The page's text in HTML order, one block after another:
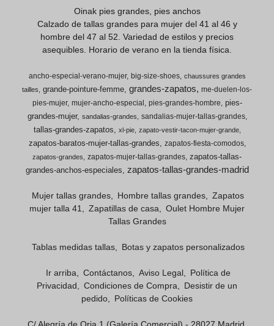
Oinak pies grandes, pies anchos
Calzado de tallas grandes para mujer del 41 al 46 y
hombre del 47 al 52. Variedad de estilos y precios
asequibles. Horario de verano en la tienda física.
ancho-especial-verano-mujer big-size-shoes
chaussures grandes
tailles
grande-pointure-femme grandes-zapatos
me-duelen-los-
pies-mujer mujer-ancho-especial pies-grandes-hombre pies-
grandes-mujer
sandalias-grandes sandalias-mujer-tallas-grandes
tallas-grandes-zapatos xl-pie zapato-vestir-tacon-mujer-grande
zapatos-baratos-mujer-tallas-grandes zapatos-fiesta-comodos
zapatos-grandes zapatos-mujer-tallas-grandes zapatos-tallas-
grandes-anchos-especiales zapatos-tallas-grandes-madrid
Mujer tallas grandes Hombre tallas grandes
Zapatos
mujer talla 41
Zapatillas de casa
Oulet Hombre Mujer
Tallas Grandes
Tablas medidas tallas Botas y zapatos personalizados
Ir arriba Contáctanos Aviso Legal
Política de
Privacidad
Condiciones de Compra
Desistir de un
pedido
Políticas de Cookies
C/ Alegría de Oria 1 (Galería Comercial) - 28027 Madrid,